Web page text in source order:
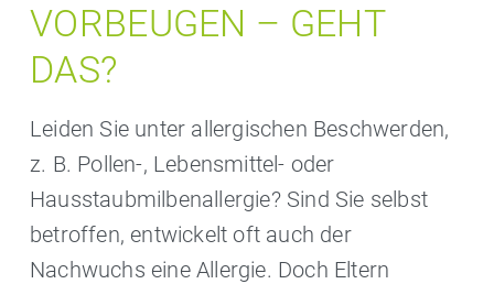
VORBEUGEN – GEHT
DAS?
Leiden Sie unter allergischen Beschwerden,
z. B. Pollen-, Lebensmittel- oder
Hausstaubmilbenallergie? Sind Sie selbst
betroffen, entwickelt oft auch der
Nachwuchs eine Allergie. Doch Eltern